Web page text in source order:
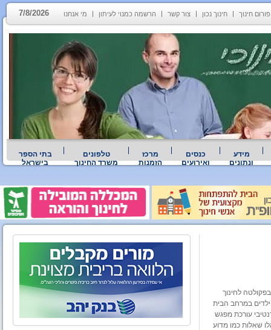
פורום חינוך חינוך נכון צור קשר הרשמה כמנוי לעיתון מי אנחנו 7/8/2026
מידע
ונתונים
כנסים
ואירועים
מרכז
הזמנות
טלפונים
משרד החינוך
בתי הספר
בישראל
לחינוך
במרחב הבית
עורכת מפגש
שאלות כמו מדוע